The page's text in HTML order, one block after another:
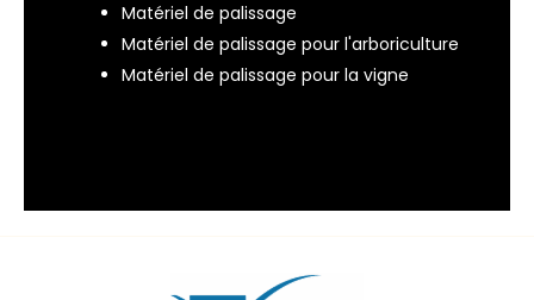
Matériel de palissage
Matériel de palissage pour l'arboriculture
Matériel de palissage pour la vigne